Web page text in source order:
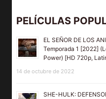
PELÍCULAS
EL SEÑOR DE LOS
Temporada 1 [2022]
Power) [HD 720p,
14 de octubre de 2022
SHE-HULK: